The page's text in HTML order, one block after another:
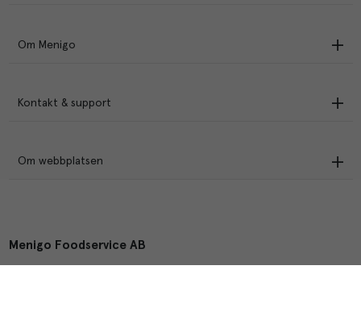
Om Menigo
Kontakt & support
Om webbplatsen
Menigo Foodservice AB